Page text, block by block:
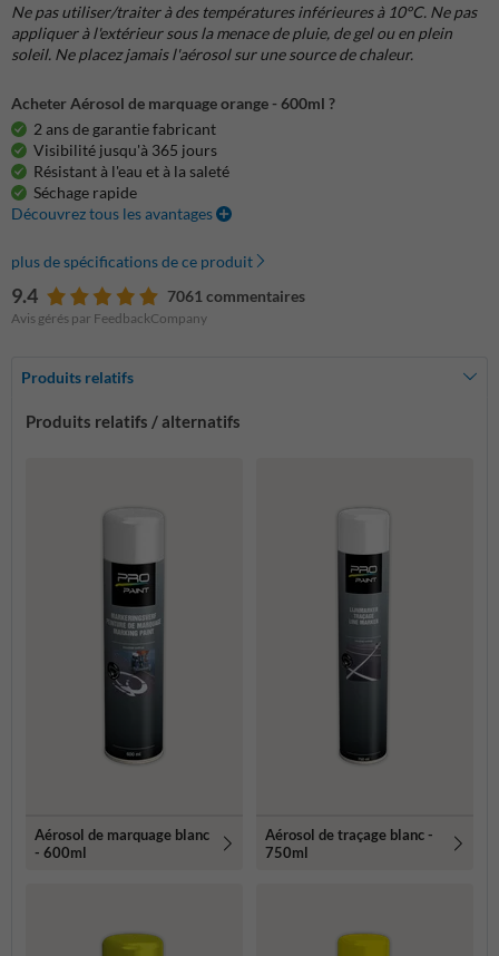
Ne pas utiliser/traiter à des températures inférieures à 10°C. Ne pas
appliquer à l'extérieur sous la menace de pluie, de gel ou en plein
soleil. Ne placez jamais l'aérosol sur une source de chaleur.
Acheter Aérosol de marquage orange - 600ml ?
2 ans de garantie fabricant
Visibilité jusqu'à 365 jours
Résistant à l'eau et à la saleté
Séchage rapide
Découvrez tous les avantages
plus de spécifications de ce produit
9.4 7061 commentaires
Avis gérés par FeedbackCompany
Produits relatifs
Produits relatifs / alternatifs
Aérosol de marquage blanc
- 600ml
Aérosol de traçage blanc -
750ml